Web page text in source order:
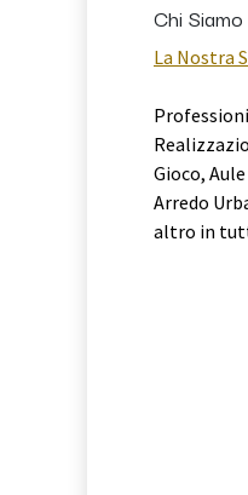
Chi Siamo
La Nostra
Gioco,
Arredo
altro in